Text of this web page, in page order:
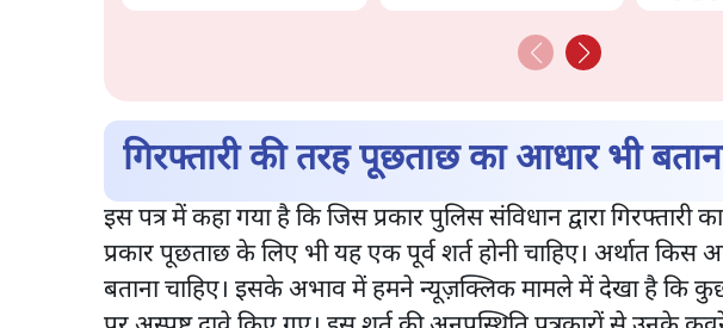
गिरफ्तारी की तरह पूछताछ का आधार भी
इस पत्र में कहा गया है कि जिस प्रकार पुलिस संविधान द्वारा
प्रकार पूछताछ के लिए भी यह एक पूर्व शर्त होनी चाहिए। अर्थात
बताना चाहिए। इसके अभाव में हमने न्यूज़क्लिक मामले में देखा है कि